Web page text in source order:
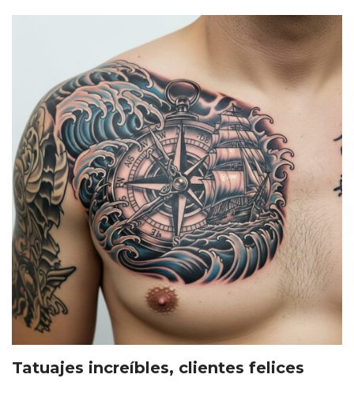
Tatuajes increíbles, clientes felices